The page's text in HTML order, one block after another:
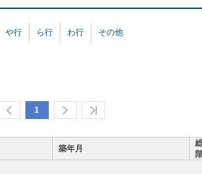
や行 ら行 わ行 その他
1
築年月